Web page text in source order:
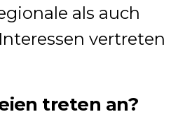
als auch
vertreten
treten an?